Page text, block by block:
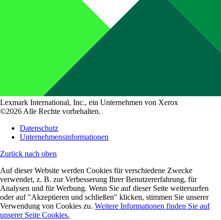
Lexmark International, Inc., ein Unternehmen von Xerox
©2026 Alle Rechte vorbehalten.
Datenschutz
Unternehmensinformationen
Zurück nach oben
Auf dieser Website werden Cookies für verschiedene Zwecke
verwendet, z. B. zur Verbesserung Ihrer Benutzererfahrung, für
Analysen und für Werbung. Wenn Sie auf dieser Seite weitersurfen
oder auf "Akzeptieren und schließen" klicken, stimmen Sie unserer
Verwendung von Cookies zu. Weitere Informationen finden Sie auf
unserer Seite Cookies.